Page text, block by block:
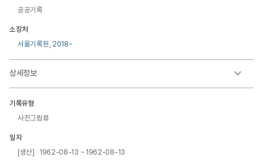
공공기록
소장처
서울기록원, 2018~
상세정보
기록유형
사진그림류
일자
[생산] 1962-08-13 ~ 1962-08-13